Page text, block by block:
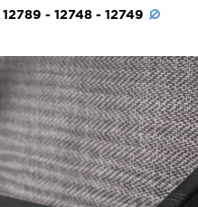
12789 - 12748 - 12749